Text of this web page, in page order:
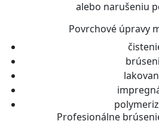
alebo narušeniu
Povrchové úpravy
Profesionálne